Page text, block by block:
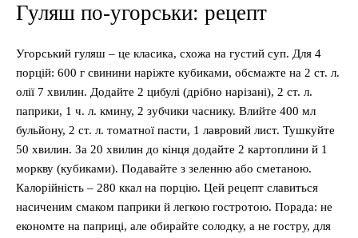
Гуляш по-угорськи: рецепт
Угорський гуляш – це класика, схожа на густий суп. Для 4
порцій: 600 г свинини наріжте кубиками, обсмажте на 2 ст. л.
олії 7 хвилин. Додайте 2 цибулі (дрібно нарізані), 2 ст. л.
паприки, 1 ч. л. кмину, 2 зубчики часнику. Влийте 400 мл
бульйону, 2 ст. л. томатної пасти, 1 лавровий лист. Тушкуйте
50 хвилин. За 20 хвилин до кінця додайте 2 картоплини й 1
моркву (кубиками). Подавайте з зеленню або сметаною.
Калорійність – 280 ккал на порцію. Цей рецепт славиться
насиченим смаком паприки й легкою гостротою. Порада: не
економте на паприці, але обирайте солодку, а не гостру, для